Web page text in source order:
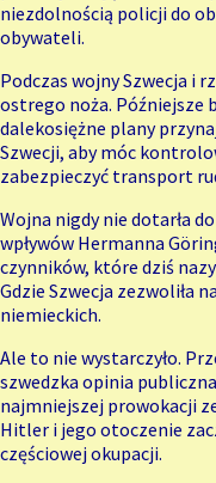
niezdolnością policji do
obywateli.
Podczas wojny Szwecja i
ostrego noża. Późniejsze
dalekosiężne plany
Szwecji, aby móc
zabezpieczyć transport
Wojna nigdy nie dotarła
wpływów Hermanna
czynników, które dziś
Gdzie Szwecja zezwoliła
niemieckich.
Ale to nie wystarczyło.
szwedzka opinia
najmniejszej prowokacji
Hitler i jego otoczenie
częściowej okupacji.